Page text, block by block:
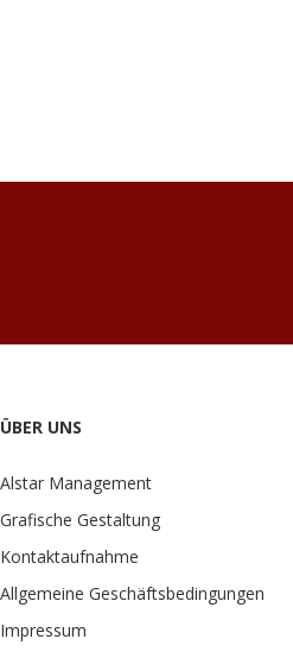
ÜBER UNS
Alstar Management
Grafische Gestaltung
Kontaktaufnahme
Allgemeine Geschäftsbedingungen
Impressum